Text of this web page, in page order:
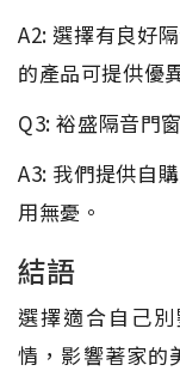
A2: 選擇有良好
的產品可提供優
Q3: 裕盛隔音門
A3: 我們提供自
用無憂。
結語
選擇適合自己
情，影響著家的